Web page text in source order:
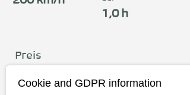
1,0 h
Preis
ab 29.194€
Cookie and GDPR information